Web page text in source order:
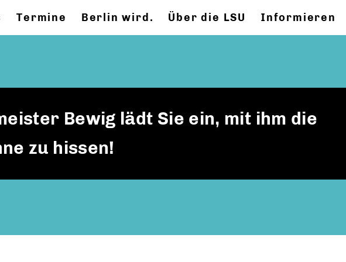
Termine Berlin wird. Über die LSU Informieren
Bewig lädt Sie ein, mit ihm die
zu hissen!